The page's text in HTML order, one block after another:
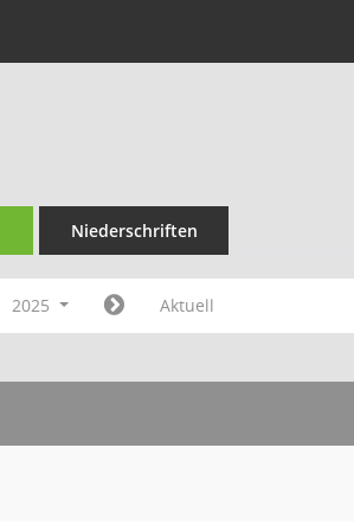
Niederschriften
2025 Aktuell